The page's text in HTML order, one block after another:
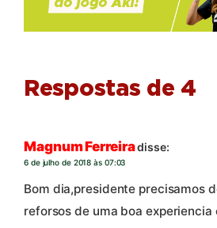
Respostas de 4
Magnum Ferreiradisse:
6 de julho de 2018 às 07:03
Bom dia,presidente precisamos
reforsos de uma boa